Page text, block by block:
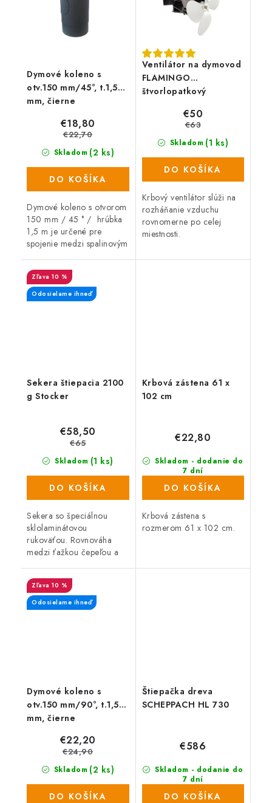
Dymové koleno s
otv.150 mm/45°, t.1,5
mm, čierne
Skladom (2 ks)
€18,80
€22,70
DO KOŠÍKA
Dymové koleno s otvorom
150 mm / 45 ° / hrúbka
1,5 m je určené pre
spojenie medzi spalinovým
sopúchom.
Ventilátor na dymovod
FLAMINGO
štvorlopatkový
Skladom (1 ks)
€50
€63
DO KOŠÍKA
Krbový ventilátor slúži na
rozháňanie vzduchu
rovnomerne po celej
miestnosti.
Sekera štiepacia 2100
g Stocker
10 %
Odosielame ihneď
Skladom (1 ks)
€58,50
€65
DO KOŠÍKA
Sekera so špeciálnou
sklolaminátovou
rukoväťou. Rovnováha
medzi ťažkou čepeľou a
umožňuje dosiahnuť
rýchlosti, výkonu a
presnosti pri sekaní s
maximálnym...
Krbová zástena 61 x
102 cm
Skladom - dodanie do
7 dní
(233 ks)
€22,80
DO KOŠÍKA
Krbová zástena s
rozmerom 61 x 102 cm.
Dymové koleno s
otv.150 mm/90°, t.1,5
mm, čierne
10 %
Odosielame ihneď
Skladom (2 ks)
€22,20
€24,90
DO KOŠÍKA
Štiepačka dreva
SCHEPPACH HL 730
Skladom - dodanie do
7 dní
(14 ks)
€586
DO KOŠÍKA